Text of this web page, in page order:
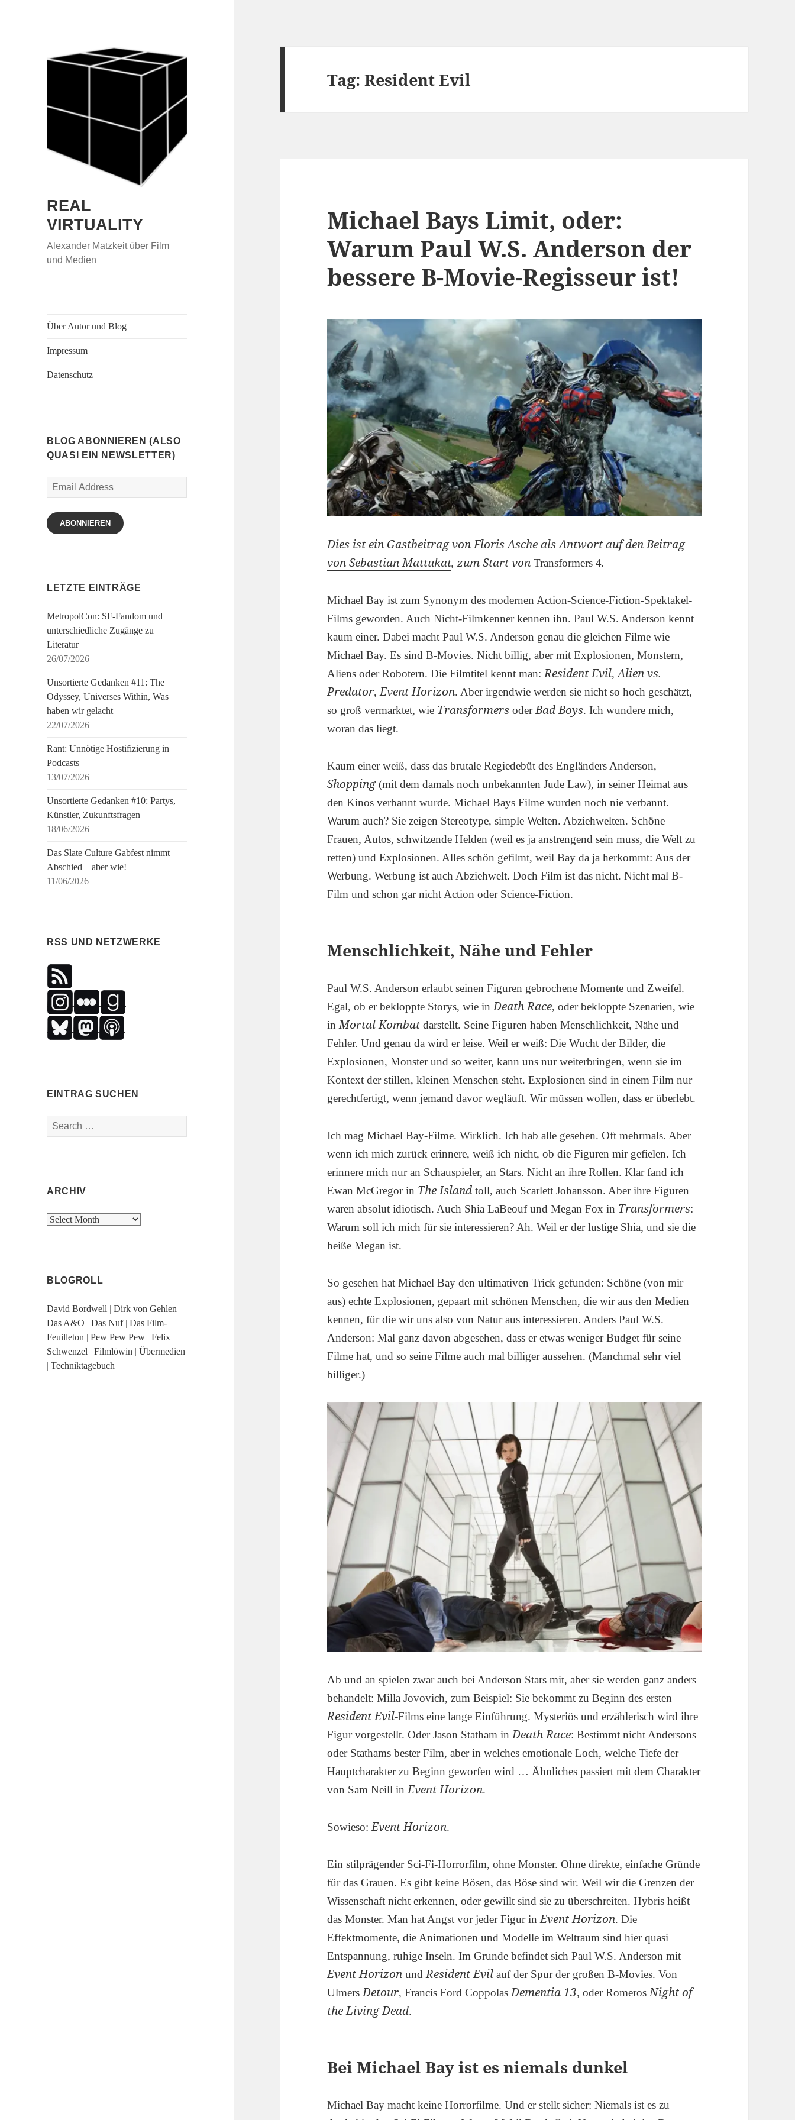
REAL
VIRTUALITY
Alexander Matzkeit über Film
und Medien
Über Autor und Blog
Impressum
Datenschutz
BLOG ABONNIEREN (ALSO
QUASI EIN NEWSLETTER)
Email
Address
ABONNIEREN
LETZTE EINTRÄGE
MetropolCon: SF-Fandom und
unterschiedliche Zugänge zu
Literatur
26/07/2026
Unsortierte Gedanken #11: The
Odyssey, Universes Within, Was
haben wir gelacht
22/07/2026
Rant: Unnötige Hostifizierung in
Podcasts
13/07/2026
Unsortierte Gedanken #10: Partys,
Künstler, Zukunftsfragen
18/06/2026
Das Slate Culture Gabfest nimmt
Abschied – aber wie!
11/06/2026
RSS UND NETZWERKE
EINTRAG SUCHEN
Search
for:
ARCHIV
Archiv
BLOGROLL
David Bordwell |Dirk von Gehlen |
Das A&O |Das Nuf|Das Film-
Feuilleton |Pew Pew Pew |Felix
Schwenzel |Filmlöwin |Übermedien
|Techniktagebuch
Tag:Resident Evil
Michael Bays Limit, oder:
Warum Paul W.S. Anderson der
bessere B-Movie-Regisseur ist!
Dies ist ein Gastbeitrag von Floris Asche als Antwort auf denBeitrag
von Sebastian Mattukat, zum Start vonTransformers 4.
Michael Bay ist zum Synonym des modernen Action-Science-Fiction-Spektakel-
Films geworden. Auch Nicht-Filmkenner kennen ihn. Paul W.S. Anderson kennt
kaum einer. Dabei macht Paul W.S. Anderson genau die gleichen Filme wie
Michael Bay. Es sind B-Movies. Nicht billig, aber mit Explosionen, Monstern,
Aliens oder Robotern. Die Filmtitel kennt man: Resident Evil,Alien vs.
Predator, Event Horizon. Aber irgendwie werden sie nicht so hoch geschätzt,
so groß vermarktet, wie Transformers oder Bad Boys. Ich wundere mich,
woran das liegt.
Kaum einer weiß, dass das brutale Regiedebüt des Engländers Anderson,
Shopping(mit dem damals noch unbekannten Jude Law), in seiner Heimat aus
den Kinos verbannt wurde. Michael Bays Filme wurden noch nie verbannt.
Warum auch? Sie zeigen Stereotype, simple Welten. Abziehwelten. Schöne
Frauen, Autos, schwitzende Helden (weil es ja anstrengend sein muss, die Welt zu
retten) und Explosionen. Alles schön gefilmt, weil Bay da ja herkommt: Aus der
Werbung. Werbung ist auch Abziehwelt. Doch Film ist das nicht. Nicht mal B-
Film und schon gar nicht Action oder Science-Fiction.
Menschlichkeit, Nähe und Fehler
Paul W.S. Anderson erlaubt seinen Figuren gebrochene Momente und Zweifel.
Egal, ob er bekloppte Storys, wie in Death Race, oder bekloppte Szenarien, wie
in Mortal Kombat darstellt. Seine Figuren haben Menschlichkeit, Nähe und
Fehler. Und genau da wird er leise. Weil er weiß: Die Wucht der Bilder, die
Explosionen, Monster und so weiter, kann uns nur weiterbringen, wenn sie im
Kontext der stillen, kleinen Menschen steht. Explosionen sind in einem Film nur
gerechtfertigt, wenn jemand davor wegläuft. Wir müssen wollen, dass er überlebt.
Ich mag Michael Bay-Filme. Wirklich. Ich hab alle gesehen. Oft mehrmals. Aber
wenn ich mich zurück erinnere, weiß ich nicht, ob die Figuren mir gefielen. Ich
erinnere mich nur an Schauspieler, an Stars. Nicht an ihre Rollen. Klar fand ich
Ewan McGregor in The Island toll, auch Scarlett Johansson. Aber ihre Figuren
waren absolut idiotisch. Auch Shia LaBeouf und Megan Fox in Transformers:
Warum soll ich mich für sie interessieren? Ah. Weil er der lustige Shia, und sie die
heiße Megan ist.
So gesehen hat Michael Bay den ultimativen Trick gefunden: Schöne (von mir
aus) echte Explosionen, gepaart mit schönen Menschen, die wir aus den Medien
kennen, für die wir uns also von Natur aus interessieren. Anders Paul W.S.
Anderson: Mal ganz davon abgesehen, dass er etwas weniger Budget für seine
Filme hat, und so seine Filme auch mal billiger aussehen. (Manchmal sehr viel
billiger.)
Ab und an spielen zwar auch bei Anderson Stars mit, aber sie werden ganz anders
behandelt: Milla Jovovich, zum Beispiel: Sie bekommt zu Beginn des ersten
Resident Evil-Films eine lange Einführung. Mysteriös und erzählerisch wird ihre
Figur vorgestellt. Oder Jason Statham inDeath Race: Bestimmt nicht Andersons
oder Stathams bester Film, aber in welches emotionale Loch, welche Tiefe der
Hauptcharakter zu Beginn geworfen wird … Ähnliches passiert mit dem Charakter
von Sam Neill inEvent Horizon.
Sowieso:Event Horizon.
Ein stilprägender Sci-Fi-Horrorfilm, ohne Monster. Ohne direkte, einfache Gründe
für das Grauen. Es gibt keine Bösen, das Böse sind wir. Weil wir die Grenzen der
Wissenschaft nicht erkennen, oder gewillt sind sie zu überschreiten. Hybris heißt
das Monster. Man hat Angst vor jeder Figur inEvent Horizon. Die
Effektmomente, die Animationen und Modelle im Weltraum sind hier quasi
Entspannung, ruhige Inseln. Im Grunde befindet sich Paul W.S. Anderson mit
Event Horizon undResident Evil auf der Spur der großen B-Movies. Von
UlmersDetour, Francis Ford CoppolasDementia 13, oder RomerosNight of
the Living Dead.
Bei Michael Bay ist es niemals dunkel
Michael Bay macht keine Horrorfilme. Und er stellt sicher: Niemals ist es zu